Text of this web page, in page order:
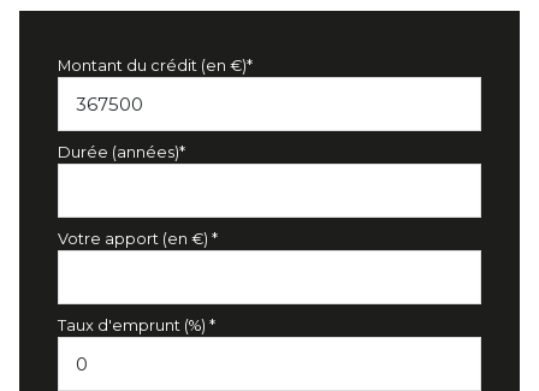
Montant du crédit (en €)*
Durée (années)*
Votre apport (en €) *
Taux d'emprunt (%) *